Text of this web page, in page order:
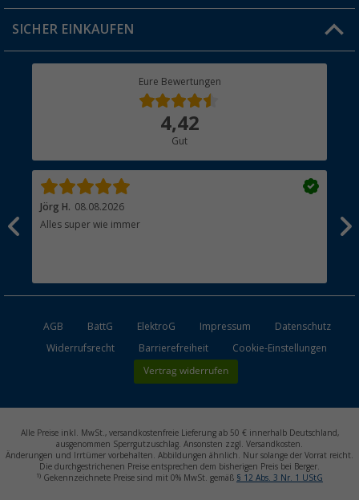
Jobs & Karriere
Rücksendung
SICHER EINKAUFEN
Eure Bewertungen
4,42
Gut
Jörg H. 08.08.2026
Alles super wie immer
AGB BattG ElektroG Impressum
Datenschutz
Widerrufsrecht
Barrierefreiheit Cookie-Einstellungen
Vertrag widerrufen
Alle Preise inkl. MwSt., versandkostenfreie Lieferung ab 50 € innerhalb Deutschland,
ausgenommen Sperrgutzuschlag. Ansonsten zzgl. Versandkosten.
Änderungen und Irrtümer vorbehalten. Abbildungen ähnlich. Nur solange der Vorrat reicht.
Die durchgestrichenen Preise entsprechen dem bisherigen Preis bei Berger.
1) Gekennzeichnete Preise sind mit 0% MwSt. gemäß § 12 Abs. 3 Nr. 1 UStG